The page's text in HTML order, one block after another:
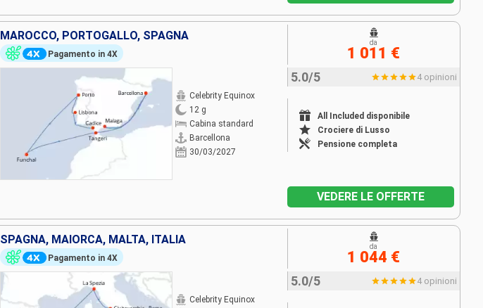
MAROCCO, PORTOGALLO, SPAGNA
Pagamento in 4X
Celebrity Equinox
12 g
Cabina standard
Barcellona
30/03/2027
5.0/5 4 opinioni
All Included disponibile
Crociere di Lusso
Pensione completa
da
1 011 €
VEDERE LE OFFERTE
SPAGNA, MAIORCA, MALTA, ITALIA
Pagamento in 4X
Celebrity Equinox
5.0/5 4 opinioni
da
1 044 €